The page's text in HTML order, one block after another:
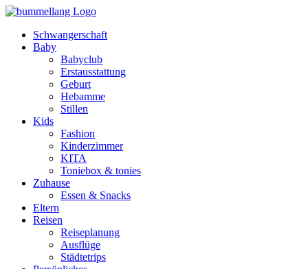
Schwangerschaft
Baby
Babyclub
Erstausstattung
Geburt
Hebamme
Stillen
Kids
Fashion
Kinderzimmer
KITA
Toniebox & tonies
Zuhause
Essen & Snacks
Eltern
Reisen
Reiseplanung
Ausflüge
Städtetrips